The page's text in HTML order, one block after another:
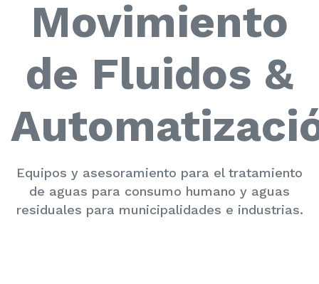
Movimiento
de Fluidos &
Equipos y asesoramiento para el tratamiento
de aguas para consumo humano y aguas
residuales para municipalidades e industrias.